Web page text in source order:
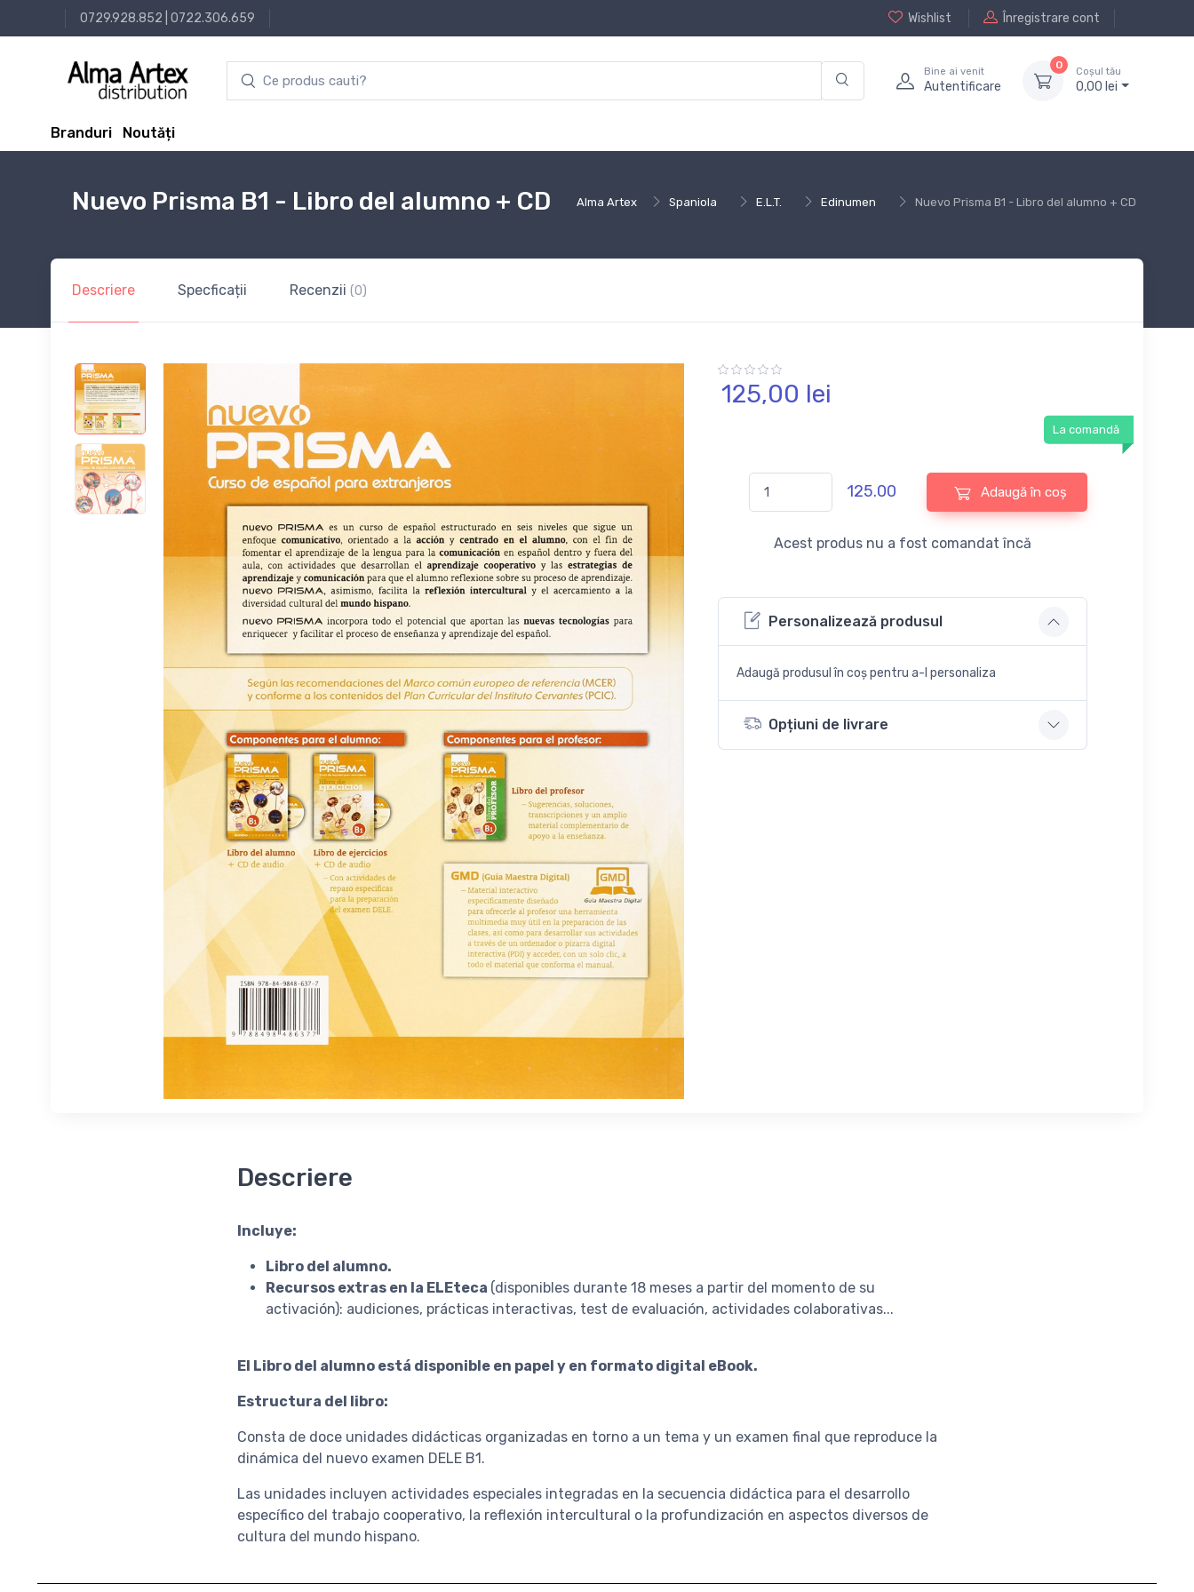
0729.928.852 0722.306.659 Wishlist Înregistrare cont
Bine ai venit
Autentificare
0
Coșul tău
0,00 lei
Branduri Noutăți
Alma Artex Spaniola E.L.T. Edinumen Nuevo Prisma B1 - Libro del alumno + CD
Nuevo Prisma B1 - Libro del alumno + CD
Descriere Specficații Recenzii (0)
125,00 lei
La comandă
125.00 Adaugă în coș
Acest produs nu a fost comandat încă
Personalizează produsul
Adaugă produsul în coș pentru a-l personaliza
Opțiuni de livrare
Descriere
Incluye:
Libro del alumno.
Recursos extras en la ELEteca (disponibles durante 18 meses a partir del momento de su
activación): audiciones, prácticas interactivas, test de evaluación, actividades colaborativas...
El Libro del alumno está disponible en papel y en formato digital eBook.
Estructura del libro:
Consta de doce unidades didácticas organizadas en torno a un tema y un examen final que reproduce la
dinámica del nuevo examen DELE B1.
Las unidades incluyen actividades especiales integradas en la secuencia didáctica para el desarrollo
específico del trabajo cooperativo, la reflexión intercultural o la profundización en aspectos diversos de
cultura del mundo hispano.